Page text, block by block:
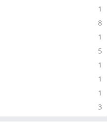
1
8
1
5
1
1
1
3